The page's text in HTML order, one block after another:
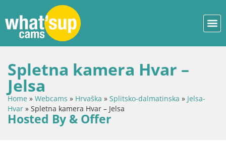
Spletna kamera Hvar –
Jelsa
Home » Webcams » Hrvaška » Splitsko-dalmatinska » Jelsa-
Hvar » Spletna kamera Hvar – Jelsa
Hosted By & Offer